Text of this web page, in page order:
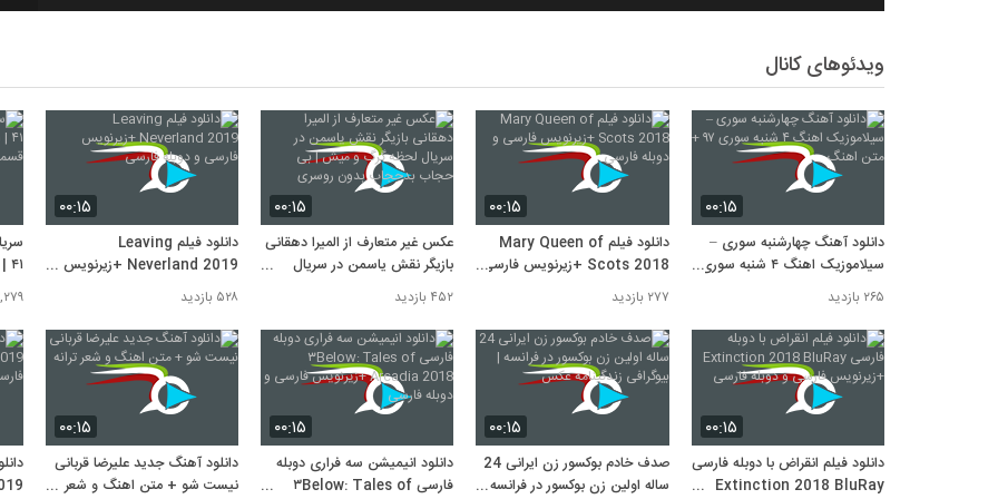
8
10
ویدئوهای کانال
۰۰:۱۵
دانلود آهنگ چهارشنبه سوری –
سیلاموزیک اهنگ ۴ شنبه سوری
۹۷ + متن اهنگ
۲۶۵ بازدید
۰۰:۱۵
دانلود فیلم Mary Queen of
Scots 2018 +زیرنویس فارسی
و دوبله فارسی
۲۷۷ بازدید
۰۰:۱۵
عکس غیر متعارف از المیرا دهقانی
بازیگر نقش یاسمن در سریال
لحظه گرگ و میش | بی حجاب
بدحجاب بدون روسری
۴۵۲ بازدید
۰۰:۱۵
دانلود فیلم Leaving
Neverland 2019 +زیرنویس
فارسی و دوبله فارسی
۵۲۸ بازدید
قسمت 41
۳,۲۷۹
۰۰:۱۵
دانلود فیلم انقراض با دوبله فارسی
Extinction 2018 BluRay
۰۰:۱۵
صدف خادم بوکسور زن ایرانی 24
ساله اولین زن بوکسور در فرانسه |
۰۰:۱۵
دانلود انیمیشن سه فراری دوبله
فارسی ۳Below: Tales of
۰۰:۱۵
دانلود آهنگ جدید علیرضا قربانی
نیست شو + متن اهنگ و شعر